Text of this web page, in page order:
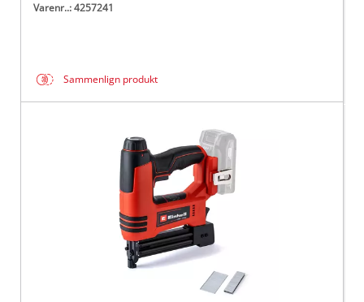
Varenr..: 4257241
Sammenlign produkt